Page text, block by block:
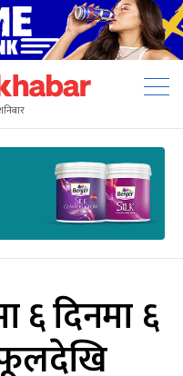
६ दिनमा ६